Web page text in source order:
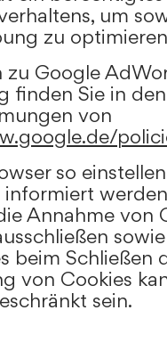
um
zu
Google
finden Sie in den
von
so
informiert
Annahme von
beim Schließen
von Cookies
sein.